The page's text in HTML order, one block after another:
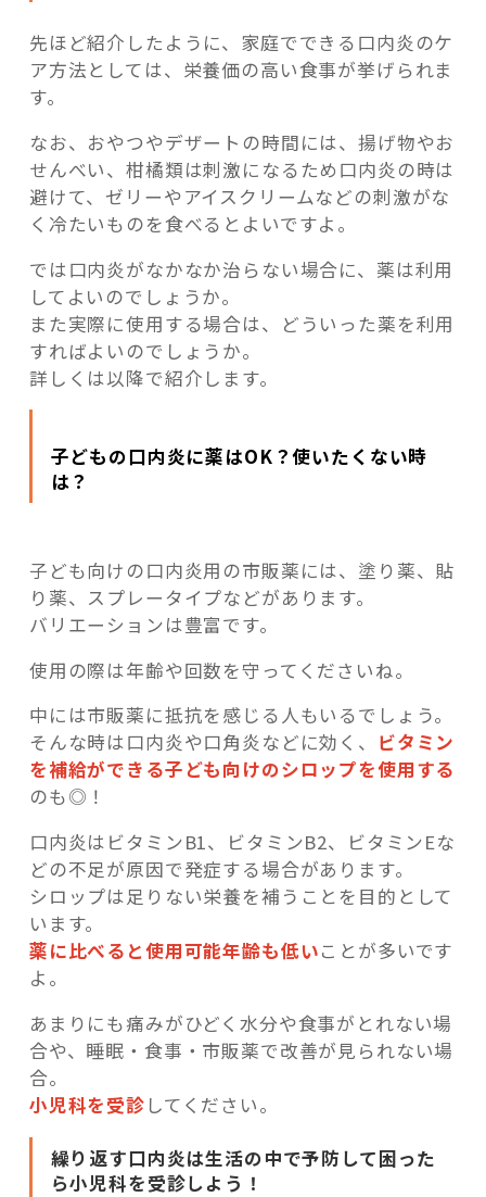
先ほど紹介したように、家庭でできる口内炎のケ
ア方法としては、栄養価の高い食事が挙げられま
す。
なお、おやつやデザートの時間には、揚げ物やお
せんべい、柑橘類は刺激になるため口内炎の時は
避けて、ゼリーやアイスクリームなどの刺激がな
く冷たいものを食べるとよいですよ。
では口内炎がなかなか治らない場合に、薬は利用
してよいのでしょうか。
また実際に使用する場合は、どういった薬を利用
すればよいのでしょうか。
詳しくは以降で紹介します。
子どもの口内炎に薬はOK？使いたくない時
は？
子ども向けの口内炎用の市販薬には、塗り薬、貼
り薬、スプレータイプなどがあります。
バリエーションは豊富です。
使用の際は年齢や回数を守ってくださいね。
中には市販薬に抵抗を感じる人もいるでしょう。
そんな時は口内炎や口角炎などに効く、 ビタミン
を補給ができる子ども向けのシロップを使用する
のも◎！
口内炎はビタミンB1、ビタミンB2、ビタミンEな
どの不足が原因で発症する場合があります。
シロップは足りない栄養を補うことを目的として
います。
薬に比べると使用可能年齢も低いことが多いです
よ。
あまりにも痛みがひどく水分や食事がとれない場
合や、睡眠・食事・市販薬で改善が見られない場
合。
小児科を受診 してください。
繰り返す口内炎は生活の中で予防して困った
ら小児科を受診しよう！